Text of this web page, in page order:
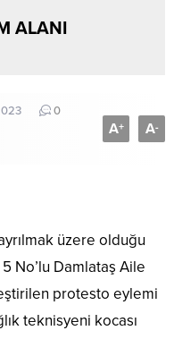
ALANI
0
A+ A-
üzere olduğu
No’lu Damlataş Aile
protesto eylemi
teknisyeni kocası